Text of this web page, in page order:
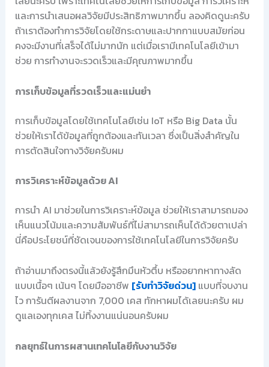
และการนำเสนอผลวิจัยมีประสิทธิภาพมากขึ้น ลองคิดดูนะครับ
ถ้าเราต้องทำการวิจัยโดยใช้กระดาษและปากกาแบบสมัยก่อน
คงจะมีงานที่เสร็จได้ไม่มากนัก แต่เมื่อเรามีเทคโนโลยีเข้ามา
ช่วย การทำงานจะรวดเร็วและมีคุณภาพมากขึ้น
การเก็บข้อมูลที่รวดเร็วและแม่นยำ
การเก็บข้อมูลโดยใช้เทคโนโลยีเช่น IoT หรือ Big Data นั้น
ช่วยให้เราได้ข้อมูลที่ถูกต้องและทันเวลา ซึ่งเป็นสิ่งสำคัญใน
การตัดสินใจทางวิจัยครับผม
การวิเคราะห์ข้อมูลด้วย AI
การนำ AI มาช่วยในการวิเคราะห์ข้อมูล ช่วยให้เราสามารถมอง
เห็นแนวโน้มและความสัมพันธ์ที่ไม่สามารถเห็นได้ด้วยตาเปล่า
นี่คือประโยชน์ที่ชัดเจนของการใช้เทคโนโลยีในการวิจัยครับ
ถ้าอ่านมาถึงตรงนี้แล้วยังรู้สึกมึนหัวตึ้บ หรืออยากหาทางลัด
แบบเนื้อๆ เน้นๆ โดยมืออาชีพ [รับทำวิจัยด่วน]แบบที่จบงาน
ไว การันตีผลงานจาก 7,000 เคส ทักหาผมได้เลยนะครับ ผม
ดูแลเองทุกเคส ไม่ทิ้งงานแน่นอนครับผม
กลยุทธ์ในการผสานเทคโนโลยีกับงานวิจัย